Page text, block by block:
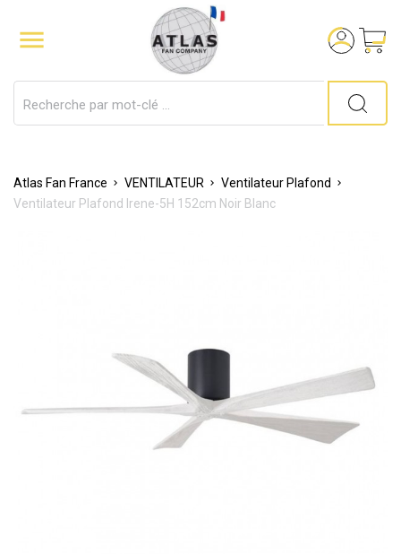

Atlas Fan France VENTILATEUR
Ventilateur Plafond
Ventilateur Plafond Irene-5H 152cm Noir Blanc